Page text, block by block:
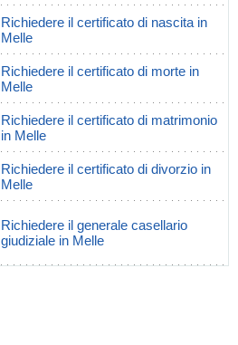
Richiedere il certificato di nascita in
Melle
Richiedere il certificato di morte in
Melle
Richiedere il certificato di matrimonio
in Melle
Richiedere il certificato di divorzio in
Melle
Richiedere il generale casellario
giudiziale in Melle